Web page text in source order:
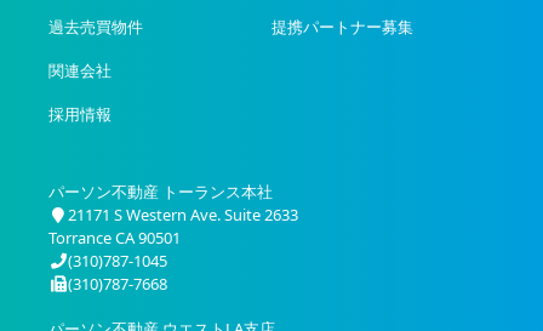
過去売買物件
関連会社
採用情報
提携パートナー募集
パーソン不動産 トーランス本社
21171 S Western Ave. Suite 2633
Torrance CA 90501
(310)787-1045
(310)787-7668